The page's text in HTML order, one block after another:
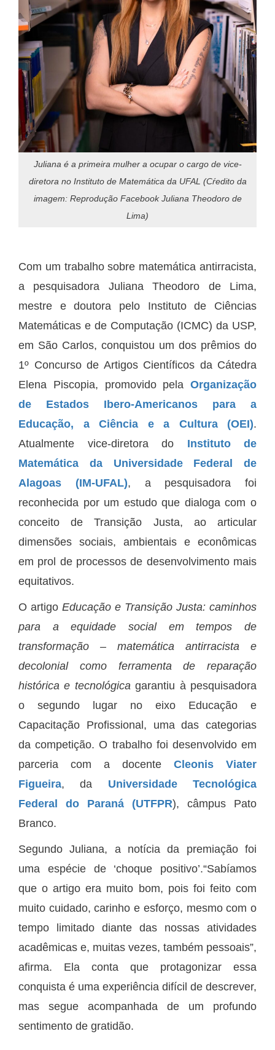
Juliana é a primeira mulher a ocupar o cargo de vice-
diretora no Instituto de Matemática da UFAL (Cŕedito da
imagem: Reprodução Facebook Juliana Theodoro de
Lima)
Com um trabalho sobre matemática antirracista,
a pesquisadora Juliana Theodoro de Lima,
mestre e doutora pelo Instituto de Ciências
Matemáticas e de Computação (ICMC) da USP,
em São Carlos, conquistou um dos prêmios do
1º Concurso de Artigos Científicos da Cátedra
Elena Piscopia, promovido pela Organização
de Estados Ibero-Americanos para a
Educação, a Ciência e a Cultura (OEI).
Atualmente vice-diretora do Instituto de
Matemática da Universidade Federal de
Alagoas (IM-UFAL), a pesquisadora foi
reconhecida por um estudo que dialoga com o
conceito de Transição Justa, ao articular
dimensões sociais, ambientais e econômicas
em prol de processos de desenvolvimento mais
equitativos.
O artigo Educação e Transição Justa: caminhos
para a equidade social em tempos de
transformação – matemática antirracista e
decolonial como ferramenta de reparação
histórica e tecnológicagarantiu à pesquisadora
o segundo lugar no eixo Educação e
Capacitação Profissional, uma das categorias
da competição. O trabalho foi desenvolvido em
parceria com a docente Cleonis Viater
Figueira, da Universidade Tecnológica
Federal do Paraná (UTFPR), câmpus Pato
Branco.
Segundo Juliana, a notícia da premiação foi
uma espécie de ‘choque positivo’.“Sabíamos
que o artigo era muito bom, pois foi feito com
muito cuidado, carinho e esforço, mesmo com o
tempo limitado diante das nossas atividades
acadêmicas e, muitas vezes, também pessoais”,
afirma. Ela conta que protagonizar essa
conquista é uma experiência difícil de descrever,
mas segue acompanhada de um profundo
sentimento de gratidão.